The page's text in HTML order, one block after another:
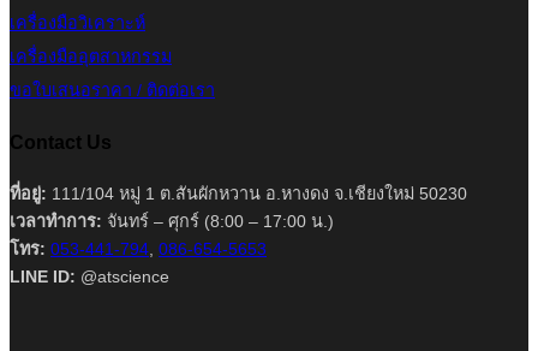
เครื่องมือวิเคราะห์
เครื่องมืออุตสาหกรรม
ขอใบเสนอราคา / ติดต่อเรา
Contact Us
ที่อยู่: 111/104 หมู่ 1 ต.สันผักหวาน อ.หางดง จ.เชียงใหม่ 50230
เวลาทำการ: จันทร์ – ศุกร์ (8:00 – 17:00 น.)
โทร: 053-441-794 086-654-5653
LINE ID: @atscience